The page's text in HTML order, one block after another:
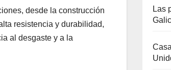
desde la construcción
resistencia y durabilidad,
al desgaste y a la
Las